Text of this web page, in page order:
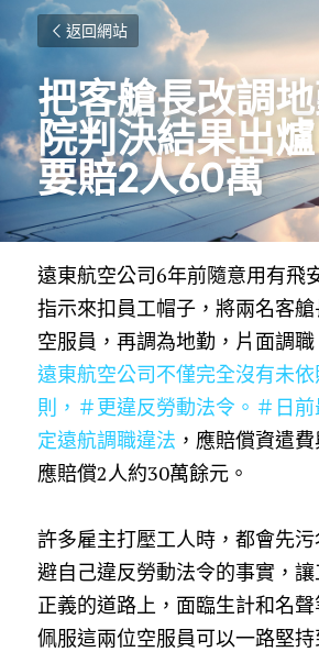
返回網站
把客艙長改調
院判決結果出
要賠2人60萬
遠東航空公司6年前隨意用有飛
指示來扣員工帽子，將兩名客
空服員，再調為地勤，片面調職
遠東航空公司不僅完全沒有未
則 ， ＃更違反勞動法令 。 ＃日
定遠航調職違法 ，應賠償資遣
應賠償2人約30萬餘元。
許多雇主打壓工人時，都會先
避自己違反勞動法令的事實，
正義的道路上，面臨生計和名
佩服這兩位空服員可以一路堅